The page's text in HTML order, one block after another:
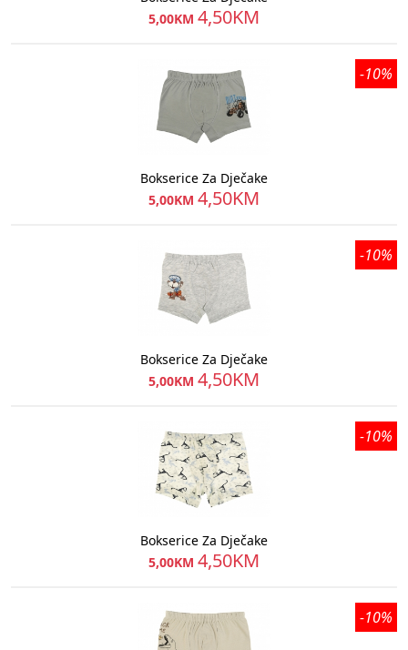
5,00KM 4,50KM
Bokserice Za Dječake
5,00KM 4,50KM
-10%
Bokserice Za Dječake
5,00KM 4,50KM
-10%
Bokserice Za Dječake
5,00KM 4,50KM
-10%
-10%